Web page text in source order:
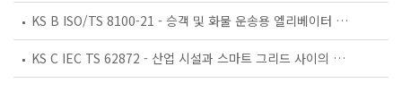
KS B ISO/TS 8100-21 - 승객 및 화물 운송용 엘리베이터 —제21부: 세계공통 필수안전요건(GESRs)을 충족하는 세계공통 안전 파라미터(GSPs)
KS C IEC TS 62872 - 산업 시설과 스마트 그리드 사이의 산업 공정 측정, 제어 및 자동화 시스템 인터페이스